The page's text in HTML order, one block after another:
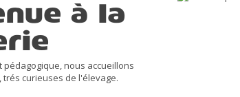
à la
pédagogique, nous accueillons
curieuses de l'élevage.